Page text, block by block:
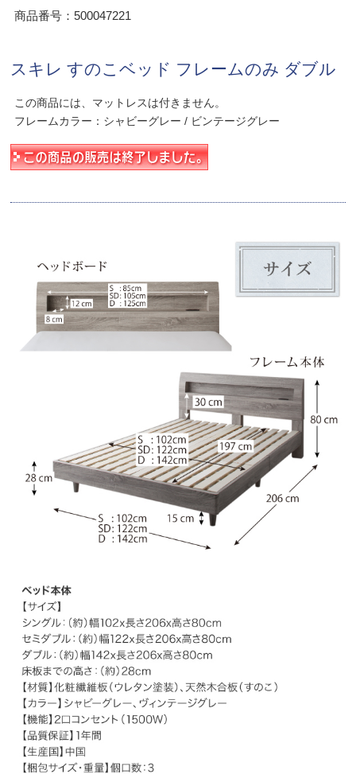
商品番号：500047221
スキレ すのこベッド フレームのみ ダブル
この商品には、マットレスは付きません。
フレームカラー：シャビーグレー / ビンテージグレー